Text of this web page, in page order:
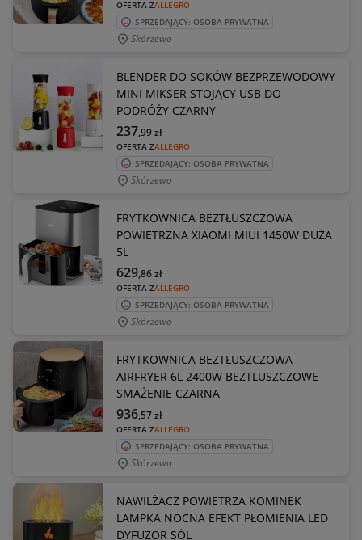
OFERTA ZALLEGRO
SPRZEDAJĄCY: OSOBA PRYWATNA
Skórzewo
BLENDER DO SOKÓW BEZPRZEWODOWY
MINI MIKSER STOJĄCY USB DO
PODRÓŻY CZARNY
OFERTA ZALLEGRO
237,99zł
SPRZEDAJĄCY: OSOBA PRYWATNA
Skórzewo
FRYTKOWNICA BEZTŁUSZCZOWA
POWIETRZNA XIAOMI MIUI 1450W DUŻA
5L
OFERTA ZALLEGRO
629,86zł
SPRZEDAJĄCY: OSOBA PRYWATNA
Skórzewo
FRYTKOWNICA BEZTŁUSZCZOWA
AIRFRYER 6L 2400W BEZTLUSZCZOWE
SMAŻENIE CZARNA
OFERTA ZALLEGRO
936,57zł
SPRZEDAJĄCY: OSOBA PRYWATNA
Skórzewo
NAWILŻACZ POWIETRZA KOMINEK
LAMPKA NOCNA EFEKT PŁOMIENIA LED
DYFUZOR SÓL